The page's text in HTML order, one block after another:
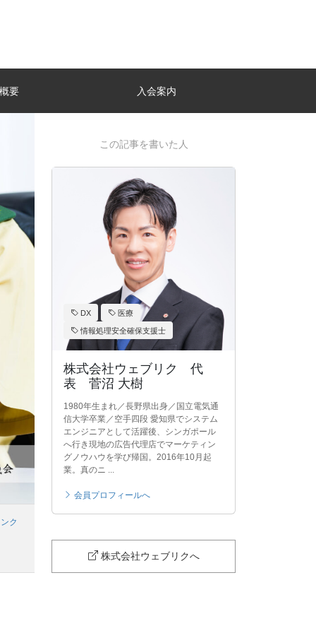
要 入会案内
ク
この記事を書いた人
DX 医療
情報処理安全確保支援士
株式会社ウェブリク 代
表 菅沼 大樹
1980年生まれ／長野県出身／国立電気通
信大学卒業／空手四段 愛知県でシステム
エンジニアとして活躍後、シンガポール
へ行き現地の広告代理店でマーケティン
グノウハウを学び帰国。2016年10月起
業。真のニ ...
会員プロフィールへ
株式会社ウェブリクへ